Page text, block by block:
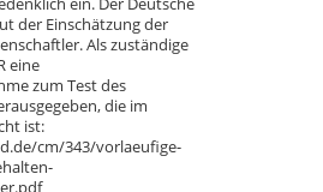
ein. Der Deutsche
der Einschätzung der
Als zuständige
eine
zum Test des
die im
ist:
cm/343/vorlaeufige-